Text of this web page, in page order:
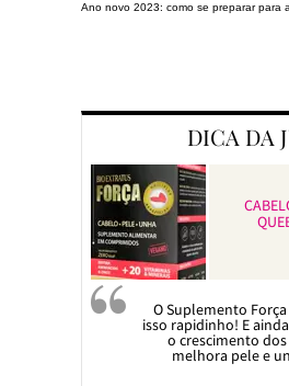
Ano novo 2023: como se preparar para
DICA DA
O Suplemento
isso rapidinho! E
o crescimento dos
melhora pele e